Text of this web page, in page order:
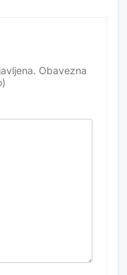
Obavezna